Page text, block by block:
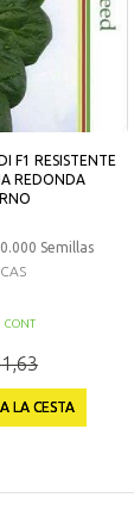
F1 RESISTENTE
REDONDA
Semillas
CONT
LA CESTA